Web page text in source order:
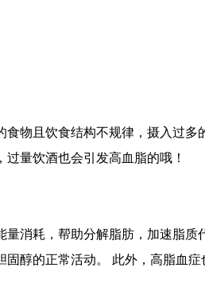
食物且饮食结构不规律，摄入过
量饮酒也会引发高血脂的哦！
量消耗，帮助分解脂肪，加速脂
醇的正常活动。 此外，高脂血